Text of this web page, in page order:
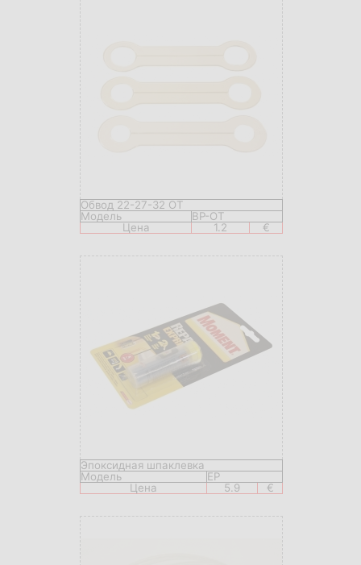
Обвод 22-27-32 OT
Модель
BP-OT
Цена
1.2 €
Эпоксидная шпаклевка
Модель
EP
Цена
5.9 €